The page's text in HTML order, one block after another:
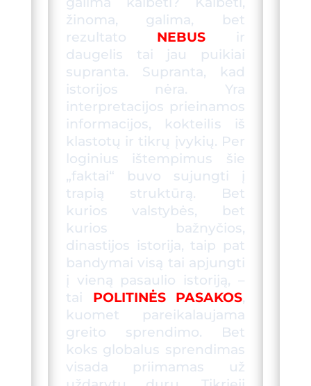
žinoma, galima, bet
rezultato NEBUS ir
daugelis tai jau puikiai
supranta. Supranta, kad
istorijos nėra. Yra
interpretacijos prieinamos
informacijos, kokteilis iš
klastotų ir tikrų įvykių. Per
loginius ištempimus šie
„faktai“ buvo sujungti į
trapią struktūrą. Bet
kurios valstybės, bet
kurios bažnyčios,
dinastijos istorija, taip pat
bandymai visą tai apjungti
į vieną pasaulio istoriją, –
tai POLITINĖSPASAKOS,
kuomet pareikalaujama
greito sprendimo. Bet
koks globalus sprendimas
visada priimamas už